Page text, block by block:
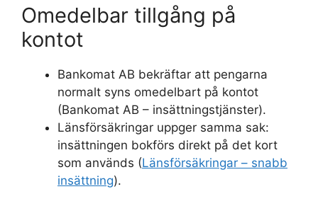
Omedelbar tillgång på
kontot
Bankomat AB bekräftar att pengarna
normalt syns omedelbart på kontot
(Bankomat AB – insättningstjänster).
Länsförsäkringar uppger samma sak:
insättningen bokförs direkt på det kort
som används (Länsförsäkringar – snabb
insättning).